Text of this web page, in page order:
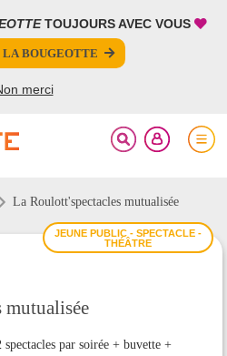
TOUJOURS AVEC VOUS
BOUGEOTTE
merci
La Roulott'spectacles mutualisée
JEUNE PUBLIC - SPECTACLE -
THÉÂTRE
mutualisée
par soirée + buvette +
FERMER
FERMER
newsletter a été effectuée.